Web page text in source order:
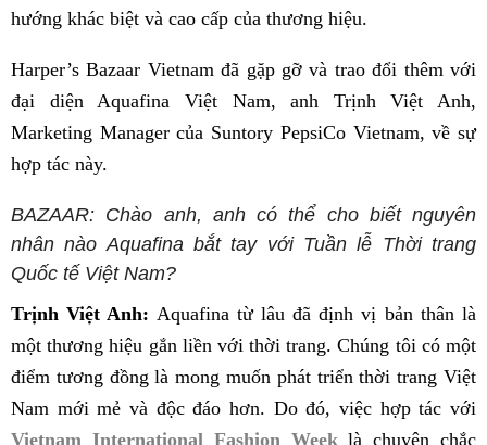
hướng khác biệt và cao cấp của thương hiệu.
Harper’s Bazaar Vietnam đã gặp gỡ và trao đổi thêm với
đại diện Aquafina Việt Nam, anh Trịnh Việt Anh,
Marketing Manager của Suntory PepsiCo Vietnam, về sự
hợp tác này.
BAZAAR: Chào anh, anh có thể cho biết nguyên
nhân nào Aquafina bắt tay với Tuần lễ Thời trang
Quốc tế Việt Nam?
Trịnh Việt Anh: Aquafina từ lâu đã định vị bản thân là
một thương hiệu gắn liền với thời trang. Chúng tôi có một
điểm tương đồng là mong muốn phát triển thời trang Việt
Nam mới mẻ và độc đáo hơn. Do đó, việc hợp tác với
Vietnam International Fashion Weeklà chuyện chắc